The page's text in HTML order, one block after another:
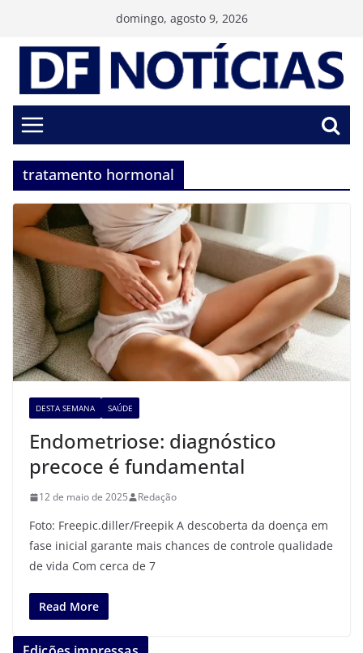
conteúdo
domingo, agosto 9, 2026
tratamento hormonal
DESTA SEMANA SAÚDE
Endometriose: diagnóstico
precoce é fundamental
12 de maio de 2025 Redação
Foto: Freepic.diller/Freepik A descoberta da doença em
fase inicial garante mais chances de controle qualidade
de vida Com cerca de 7
Read More